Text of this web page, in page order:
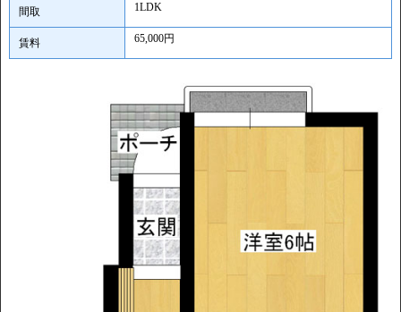
間取 1LDK
賃料 65,000円